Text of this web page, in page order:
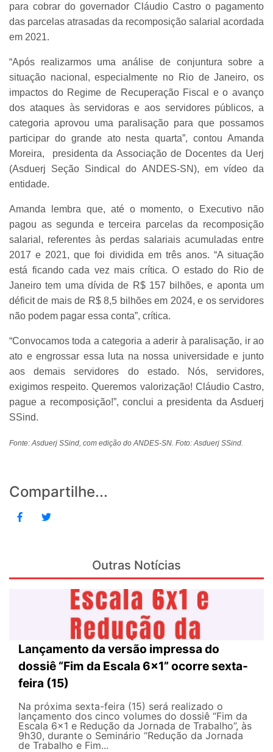
para cobrar do governador Cláudio Castro o pagamento
das parcelas atrasadas da recomposição salarial acordada
em 2021.
“Após realizarmos uma análise de conjuntura sobre a
situação nacional, especialmente no Rio de Janeiro, os
impactos do Regime de Recuperação Fiscal e o avanço
dos ataques às servidoras e aos servidores públicos, a
categoria aprovou uma paralisação para que possamos
participar do grande ato nesta quarta”, contou Amanda
Moreira, presidenta da Associação de Docentes da Uerj
(Asduerj Seção Sindical do ANDES-SN), em vídeo da
entidade.
Amanda lembra que, até o momento, o Executivo não
pagou as segunda e terceira parcelas da recomposição
salarial, referentes às perdas salariais acumuladas entre
2017 e 2021, que foi dividida em três anos. “A situação
está ficando cada vez mais crítica. O estado do Rio de
Janeiro tem uma dívida de R$ 157 bilhões, e aponta um
déficit de mais de R$ 8,5 bilhões em 2024, e os servidores
não podem pagar essa conta”, crítica.
“Convocamos toda a categoria a aderir à paralisação, ir ao
ato e engrossar essa luta na nossa universidade e junto
aos demais servidores do estado. Nós, servidores,
exigimos respeito. Queremos valorização! Cláudio Castro,
pague a recomposição!”, conclui a presidenta da Asduerj
SSind.
Fonte: Asduerj SSind, com edição do ANDES-SN. Foto: Asduerj SSind.
Compartilhe...
Outras Notícias
Lançamento da versão impressa do
dossiê “Fim da Escala 6×1” ocorre sexta-
feira (15)
Na próxima sexta-feira (15) será realizado o
lançamento dos cinco volumes do dossiê “Fim da
Escala 6×1 e Redução da Jornada de Trabalho”, às
9h30, durante o Seminário “Redução da Jornada
de Trabalho e Fim...